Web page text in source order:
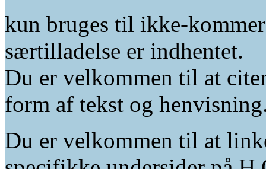
kun bruges til ikke-
særtilladelse er indhentet.
Du er velkommen til at
form af tekst og
Du er velkommen til at